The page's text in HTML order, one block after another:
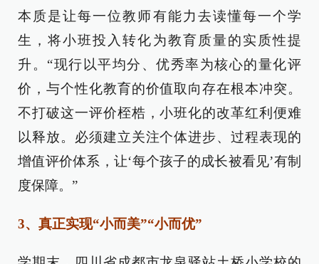
本质是让每一位教师有能力去读懂每一个学
生，将小班投入转化为教育质量的实质性提
升。“现行以平均分、优秀率为核心的量化评
价，与个性化教育的价值取向存在根本冲突。
不打破这一评价桎梏，小班化的改革红利便难
以释放。必须建立关注个体进步、过程表现的
增值评价体系，让‘每个孩子的成长被看见’有制
度保障。”
3、真正实现“小而美”“小而优”